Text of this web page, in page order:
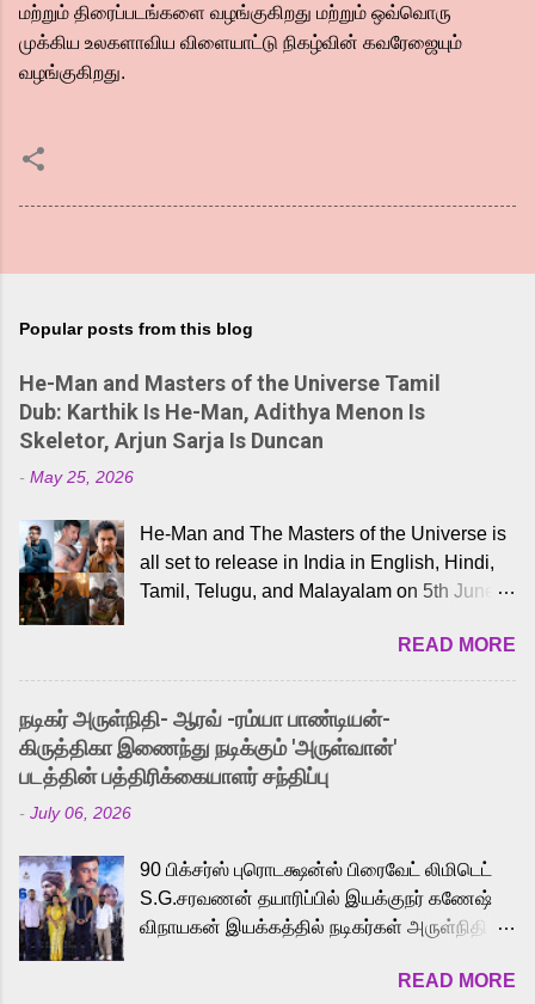
மற்றும் திரைப்படங்களை வழங்குகிறது மற்றும் ஒவ்வொரு
முக்கிய உலகளாவிய விளையாட்டு நிகழ்வின் கவரேஜையும்
வழங்குகிறது.
Popular posts from this blog
He-Man and Masters of the Universe Tamil
Dub: Karthik Is He-Man, Adithya Menon Is
Skeletor, Arjun Sarja Is Duncan
- May 25, 2026
He-Man and The Masters of the Universe is
all set to release in India in English, Hindi,
Tamil, Telugu, and Malayalam on 5th June,
received a lot of love from cult He-Man fans
and offered audiences an exciting glimpse
into the world of Eternia, the recently
released Tamil trailer has also generated
strong excitement among Tamil audiences.
Adding to the growing buzz is the film’s
to the iconic superhero He-Man. Known for
memorable songs like “Behene De” from
Raavan, “Oru Maalai” from Ghajini, and
loved for his versatile voice and strong
READ MORE
நடிகர் அருள்நிதி- ஆரவ் -ரம்யா பாண்டியன்-
கிருத்திகா இணைந்து நடிக்கும் 'அருள்வான்'
படத்தின் பத்திரிக்கையாளர் சந்திப்பு
- July 06, 2026
90 பிக்சர்ஸ் புரொடக்ஷன்ஸ் பிரைவேட் லிமிடெட்
S.G.சரவணன் தயாரிப்பில் இயக்குநர் கணேஷ்
விநாயகன் இயக்கத்தில் நடிகர்கள் அருள்நிதி -
முக்கிய வேடத்தில் இணைந்து நடித்திருக்கும்
READ MORE